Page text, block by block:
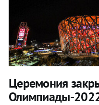
Церемония
Олимпиады-